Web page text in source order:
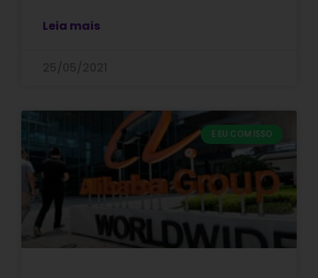
Leia mais
E EU COM ISSO